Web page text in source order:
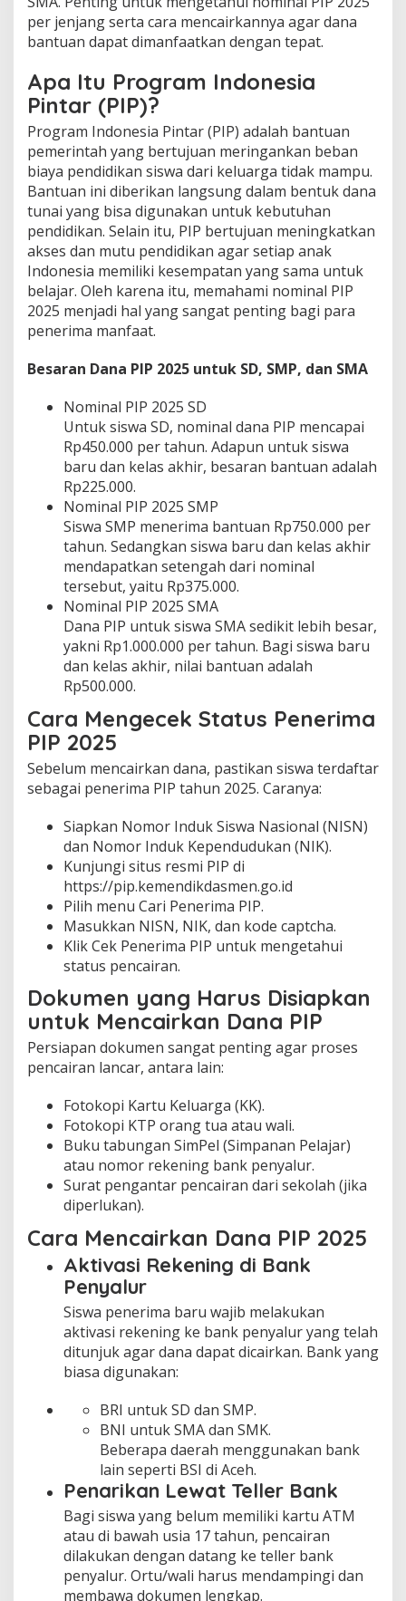
a
a
C
a
r
a
M
e
n
c
a
i
r
k
a
n
n
y
per jenjang serta cara mencairkannya agar dana
bantuan dapat dimanfaatkan dengan tepat.
Apa Itu Program Indonesia
Pintar (PIP)?
Program Indonesia Pintar (PIP) adalah bantuan
pemerintah yang bertujuan meringankan beban
biaya pendidikan siswa dari keluarga tidak mampu.
Bantuan ini diberikan langsung dalam bentuk dana
tunai yang bisa digunakan untuk kebutuhan
pendidikan. Selain itu, PIP bertujuan meningkatkan
akses dan mutu pendidikan agar setiap anak
Indonesia memiliki kesempatan yang sama untuk
belajar. Oleh karena itu, memahami nominal PIP
2025 menjadi hal yang sangat penting bagi para
penerima manfaat.
Besaran Dana PIP 2025 untuk SD, SMP, dan SMA
Nominal PIP 2025 SD
Untuk siswa SD, nominal dana PIP mencapai
Rp450.000 per tahun. Adapun untuk siswa
baru dan kelas akhir, besaran bantuan adalah
Rp225.000.
Nominal PIP 2025 SMP
Siswa SMP menerima bantuan Rp750.000 per
tahun. Sedangkan siswa baru dan kelas akhir
mendapatkan setengah dari nominal
tersebut, yaitu Rp375.000.
Nominal PIP 2025 SMA
Dana PIP untuk siswa SMA sedikit lebih besar,
yakni Rp1.000.000 per tahun. Bagi siswa baru
dan kelas akhir, nilai bantuan adalah
Rp500.000.
Cara Mengecek Status Penerima
PIP 2025
Sebelum mencairkan dana, pastikan siswa terdaftar
sebagai penerima PIP tahun 2025. Caranya:
Siapkan Nomor Induk Siswa Nasional (NISN)
dan Nomor Induk Kependudukan (NIK).
Kunjungi situs resmi PIP di
https://pip.kemendikdasmen.go.id
Pilih menu Cari Penerima PIP.
Masukkan NISN, NIK, dan kode captcha.
Klik Cek Penerima PIP untuk mengetahui
status pencairan.
Dokumen yang Harus Disiapkan
untuk Mencairkan Dana PIP
Persiapan dokumen sangat penting agar proses
pencairan lancar, antara lain:
Fotokopi Kartu Keluarga (KK).
Fotokopi KTP orang tua atau wali.
Buku tabungan SimPel (Simpanan Pelajar)
atau nomor rekening bank penyalur.
Surat pengantar pencairan dari sekolah (jika
diperlukan).
Cara Mencairkan Dana PIP 2025
Aktivasi Rekening di Bank
Penyalur
Siswa penerima baru wajib melakukan
aktivasi rekening ke bank penyalur yang telah
ditunjuk agar dana dapat dicairkan. Bank yang
biasa digunakan:
BRI untuk SD dan SMP.
BNI untuk SMA dan SMK.
Beberapa daerah menggunakan bank
lain seperti BSI di Aceh.
Penarikan Lewat Teller Bank
Bagi siswa yang belum memiliki kartu ATM
atau di bawah usia 17 tahun, pencairan
dilakukan dengan datang ke teller bank
penyalur. Ortu/wali harus mendampingi dan
membawa dokumen lengkap.